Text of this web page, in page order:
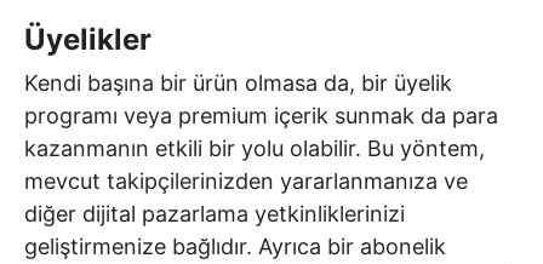
Üyelikler
Kendi başına bir ürün olmasa da, bir üyelik
programı veya premium içerik sunmak da para
kazanmanın etkili bir yolu olabilir. Bu yöntem,
mevcut takipçilerinizden yararlanmanıza ve
diğer dijital pazarlama yetkinliklerinizi
geliştirmenize bağlıdır. Ayrıca bir abonelik